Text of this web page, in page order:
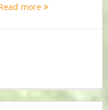
more